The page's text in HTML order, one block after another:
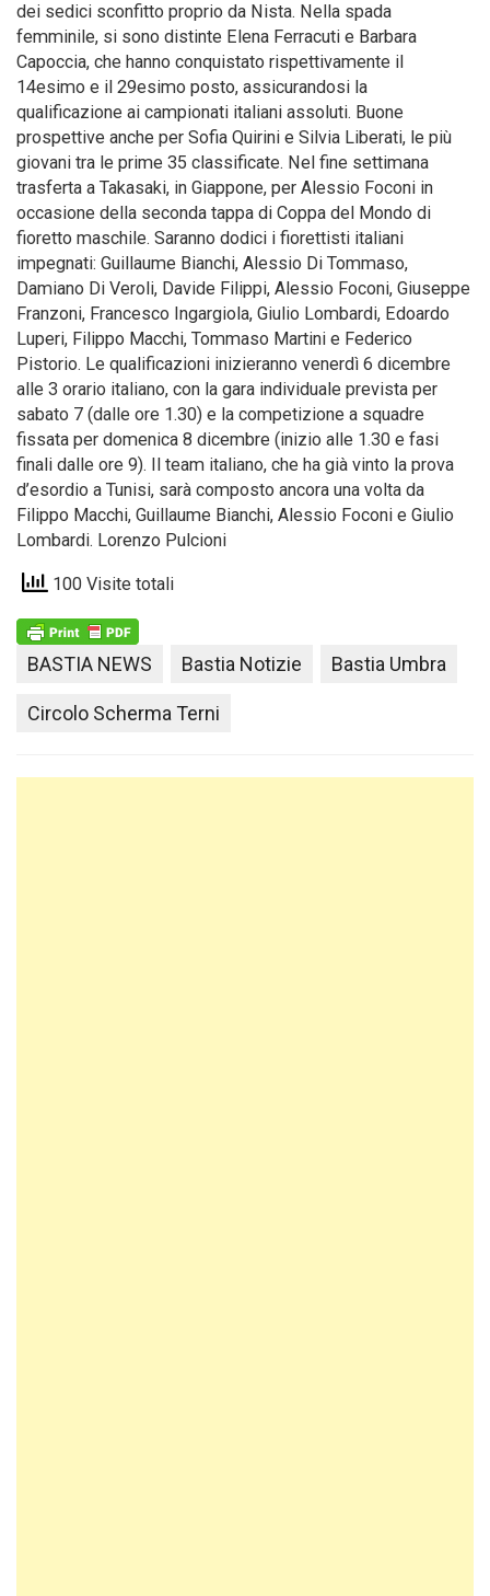
dei sedici sconfitto proprio da Nista. Nella spada
femminile, si sono distinte Elena Ferracuti e Barbara
Capoccia, che hanno conquistato rispettivamente il
14esimo e il 29esimo posto, assicurandosi la
qualificazione ai campionati italiani assoluti. Buone
prospettive anche per Sofia Quirini e Silvia Liberati, le più
giovani tra le prime 35 classificate. Nel fine settimana
trasferta a Takasaki, in Giappone, per Alessio Foconi in
occasione della seconda tappa di Coppa del Mondo di
fioretto maschile. Saranno dodici i fiorettisti italiani
impegnati: Guillaume Bianchi, Alessio Di Tommaso,
Damiano Di Veroli, Davide Filippi, Alessio Foconi, Giuseppe
Franzoni, Francesco Ingargiola, Giulio Lombardi, Edoardo
Luperi, Filippo Macchi, Tommaso Martini e Federico
Pistorio. Le qualificazioni inizieranno venerdì 6 dicembre
alle 3 orario italiano, con la gara individuale prevista per
sabato 7 (dalle ore 1.30) e la competizione a squadre
fissata per domenica 8 dicembre (inizio alle 1.30 e fasi
finali dalle ore 9). Il team italiano, che ha già vinto la prova
d’esordio a Tunisi, sarà composto ancora una volta da
Filippo Macchi, Guillaume Bianchi, Alessio Foconi e Giulio
Lombardi. Lorenzo Pulcioni
100 Visite totali
BASTIA NEWS Bastia Notizie Bastia Umbra
Circolo Scherma Terni